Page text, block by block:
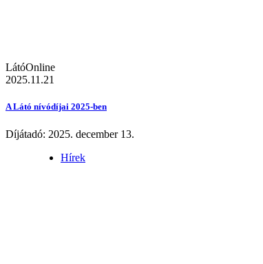
LátóOnline
2025.11.21
A Látó nívódíjai 2025-ben
Díjátadó: 2025. december 13.
Hírek